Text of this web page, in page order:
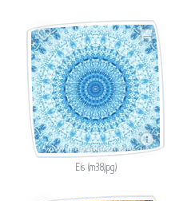
Eis (m38.jpg)